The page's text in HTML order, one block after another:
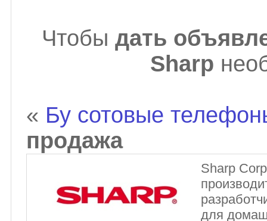
Чтобы дать
Sharp
« Бу сотовые
продажа
Sharp
для